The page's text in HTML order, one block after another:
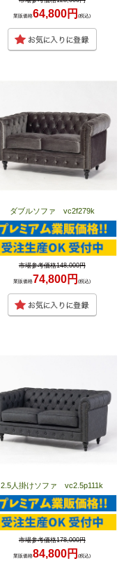
業販価格64,800円(税込)
ダブルソファ vc2f279k
市場参考価格148,000円
業販価格74,800円(税込)
2.5人掛けソファ vc2.5p111k
市場参考価格178,000円
業販価格84,800円(税込)